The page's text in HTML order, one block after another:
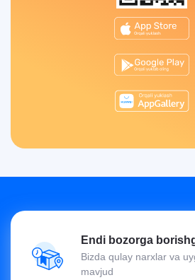
Endi bozorga
Bizda qulay narxlar va
mavjud